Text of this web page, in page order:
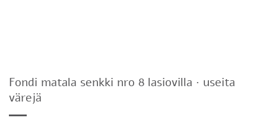
Fondi matala senkki nro 8 lasiovilla · useita
värejä